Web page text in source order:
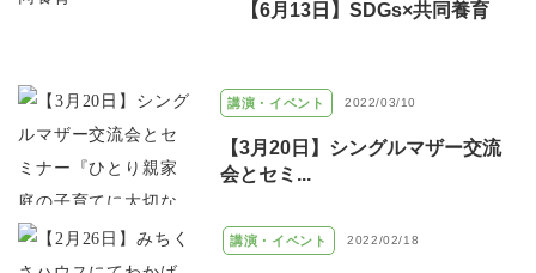
【6月13日】SDGs×共同養育
講演・イベント 2022/03/10
【3月20日】シングルマザー交流
会とセミ...
講演・イベント 2022/02/18